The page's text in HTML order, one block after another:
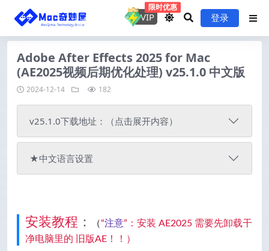
VIP
限时优惠
登录
Adobe After Effects 2025 for Mac
(AE2025视频后期优化处理) v25.1.0 中文版
2024-12-14 182
v25.1.0下载地址：（点击展开内容）
★中文语言设置
安装教程 ： （“注意”：安装 AE2025 需要先卸载干
净电脑里的 旧版AE！！）